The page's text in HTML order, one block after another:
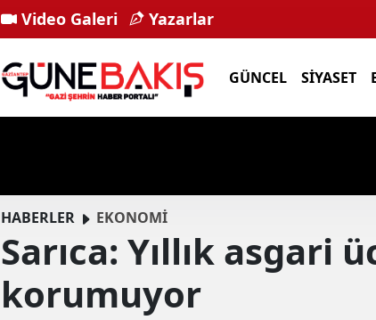
Video Galeri Yazarlar
GÜNCEL SIYASET
HABERLER EKONOMİ
Sarıca: Yıllık asgari
korumuyor